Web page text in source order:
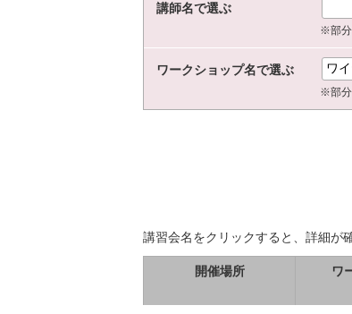
講師名で選ぶ
※部
ワークショップ名で選ぶ
※部
講習会名をクリックすると、詳細が
開催場所 ワ